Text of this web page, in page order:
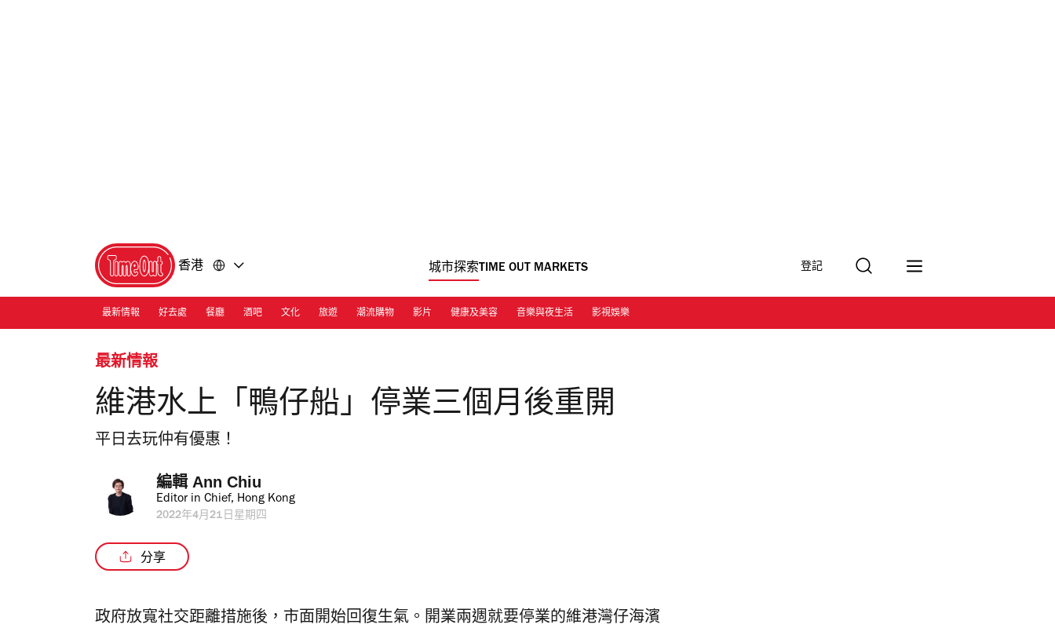
香港 城市探索TIME OUT MARKETS 登記
最新情報 好去處 餐廳 酒吧 文化 旅遊 潮流購物 影片 健康及美容 音樂與夜生活 影視娛樂
最新情報
維港水上「鴨仔船」停業三個月後重開
平日去玩仲有優惠！
編輯 Ann Chiu
Editor in Chief, Hong Kong
2022年4月21日星期四
分享
政府放寬社交距離措施後，市面開始回復生氣。開業兩週就要停業的維港灣仔海濱